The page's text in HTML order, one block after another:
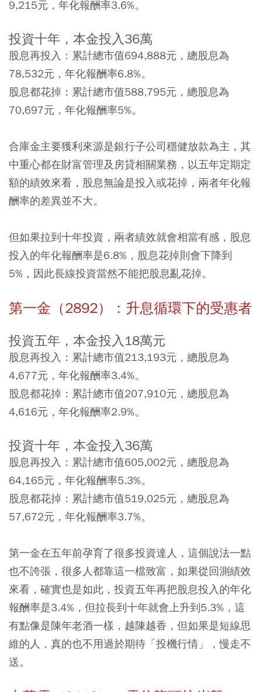
9,215元，年化報酬率3.6%。
投資十年，本金投入36萬
股息再投入：累計總市值694,888元，總股息為
78,532元，年化報酬率6.8%。
股息都花掉：累計總市值588,795元，總股息為
70,697元，年化報酬率5%。
合庫金主要獲利來源是銀行子公司穩健放款為主，其
中重心都在財富管理及房貸相關業務，以五年定期定
額的績效來看，股息無論是投入或花掉，兩者年化報
酬率的差異並不大。
但如果拉到十年投資，兩者績效就會相當有感，股息
投入的年化報酬率是6.8%，股息花掉則會下降到
5%，因此長線投資當然不能把股息亂花掉。
第一金（2892）：升息循環下的受惠者
投資五年，本金投入18萬元
股息再投入：累計總市值213,193元，總股息為
4,677元，年化報酬率3.4%。
股息都花掉：累計總市值207,910元，總股息為
4,616元，年化報酬率2.9%。
投資十年，本金投入36萬
股息再投入：累計總市值605,002元，總股息為
64,165元，年化報酬率5.3%。
股息都花掉：累計總市值519,025元，總股息為
57,672元，年化報酬率3.7%。
第一金在五年前孕育了很多投資達人，這個說法一點
也不誇張，很多人都靠這一檔致富，如果從回測績效
來看，確實也是如此，投資五年再把股息投入的年化
報酬率是3.4%，但拉長到十年就會上升到5.3%，這
有點像是陳年老酒一樣，越陳越香，但如果是短線思
維的人，真的也不用過於期待「投機行情」，慢走不
送。